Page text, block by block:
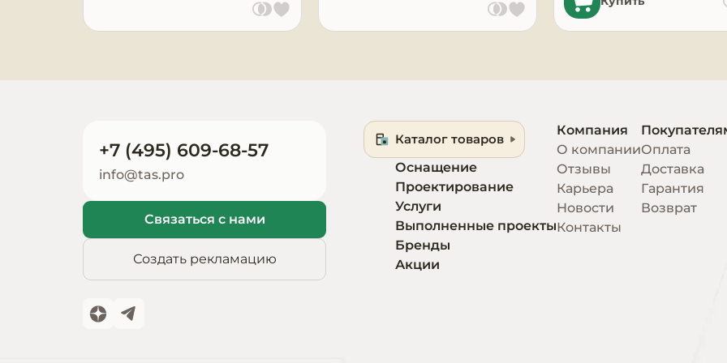
Запчасти для
оборудования
+7 (495) 609-68-57
info@tas.pro
Связаться с нами
Создать рекламацию
Каталог товаров
Оснащение
Проектирование
Услуги
Выполненные проекты
Бренды
Акции
Компания
О компании
Отзывы
Карьера
Новости
Контакты
Оплата
Доставка
Гарантия
Возврат